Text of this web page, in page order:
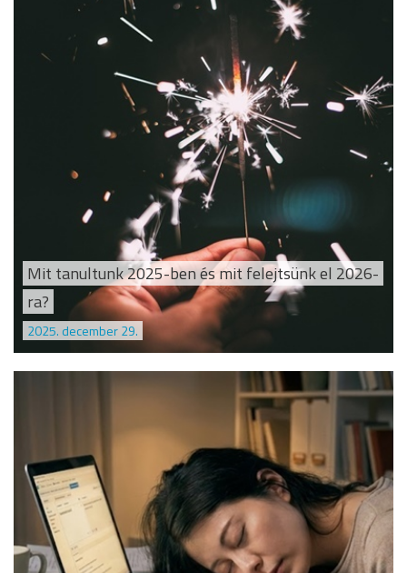
Mit tanultunk 2025-ben és mit felejtsünk el 2026-
ra?
2025. december 29.